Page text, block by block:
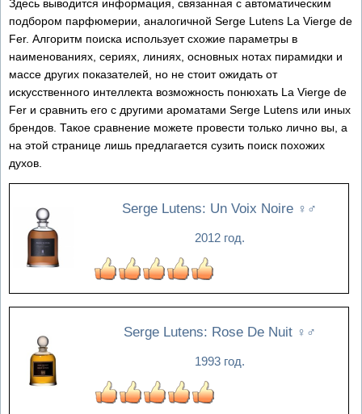
Здесь выводится информация, связанная с автоматическим
подбором парфюмерии, аналогичной Serge Lutens La Vierge de
Fer. Алгоритм поиска использует схожие параметры в
наименованиях, сериях, линиях, основных нотах пирамидки и
массе других показателей, но не стоит ожидать от
искусственного интеллекта возможность понюхать La Vierge de
Fer и сравнить его с другими ароматами Serge Lutens или иных
брендов. Такое сравнение можете провести только лично вы, а
на этой странице лишь предлагается сузить поиск похожих
духов.
Serge Lutens: Un Voix Noire ♀♂
2012 год.
Serge Lutens: Rose De Nuit ♀♂
1993 год.